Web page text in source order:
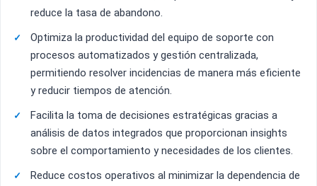
reduce la tasa de abandono.
Optimiza la productividad del equipo de soporte con
procesos automatizados y gestión centralizada,
permitiendo resolver incidencias de manera más eficiente
y reducir tiempos de atención.
Facilita la toma de decisiones estratégicas gracias a
análisis de datos integrados que proporcionan insights
sobre el comportamiento y necesidades de los clientes.
Reduce costos operativos al minimizar la dependencia de